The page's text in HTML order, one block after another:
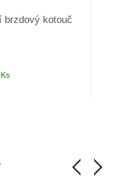
brzdový kotouč
Chlapi, moc
Honza Pánka,